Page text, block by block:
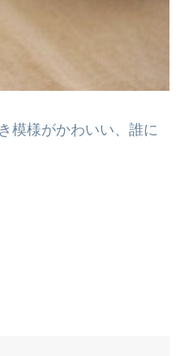
模様がかわいい、誰に